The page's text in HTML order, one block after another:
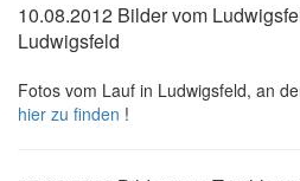
10.08.2012 Bilder vom
Ludwigsfeld
Fotos vom Lauf in Ludwigsfeld, an
hier zu finden !